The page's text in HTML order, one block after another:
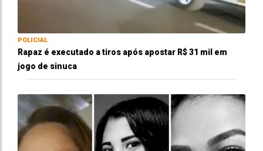
POLICIAL
Rapaz é executado a tiros após apostar R$ 31 mil em
jogo de sinuca